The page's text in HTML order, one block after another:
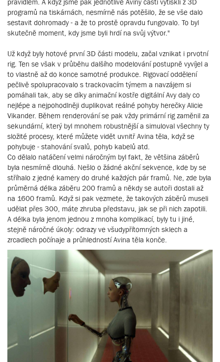
programů na tiskárnách, nesmírně nás potěšilo, že se vše dalo
sestavit dohromady - a že to prostě opravdu fungovalo. To byl
skutečně moment, kdy jsme byli hrdí na svůj výtvor."
Už když byly hotové první 3D části modelu, začal vznikat i prvotní
rig. Ten se však v průběhu dalšího modelování postupně vyvíjel a
to vlastně až do konce samotné produkce. Rigovací oddělení
pečlivě spolupracovalo s trackovacím týmem a navzájem si
pomáhali tak, aby se díky animační kostře digitální Avy daly co
nejlépe a nejpohodlněji duplikovat reálné pohyby herečky Alicie
Vikander. Během renderování se pak vždy primární rig zaměnil za
sekundární, který byl mnohem robustnější a simuloval všechny ty
složité procesy, které můžete vidět uvnitř Avina těla, když se
pohybuje - stahování svalů, pohyb kabelů atd.
Co dělalo natáčení velmi náročným byl fakt, že většina záběrů
byla nesmírně dlouhá. Nešlo o žádné akční sekvence, kde by se
stříhalo z jedné kamery do druhé každých pár framů. Ne, zde byla
průměrná délka záběru 200 framů a někdy se autoři dostali až
na 1600 framů. Když si pak vezmete, že takových záběrů museli
udělat přes 300, máte zhruba představu, jak se při nich zapotili.
A délka byla jenom jednou z mnoha komplikací, byly tu i jiné,
stejně náročné úkoly: odrazy ve všudypřítomných sklech a
zrcadlech počínaje a průhledností Avina těla konče.